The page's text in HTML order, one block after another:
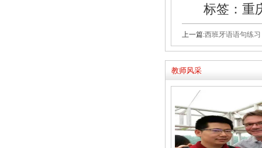
标签：重
上一篇:西班牙语语句练习：西
教师风采